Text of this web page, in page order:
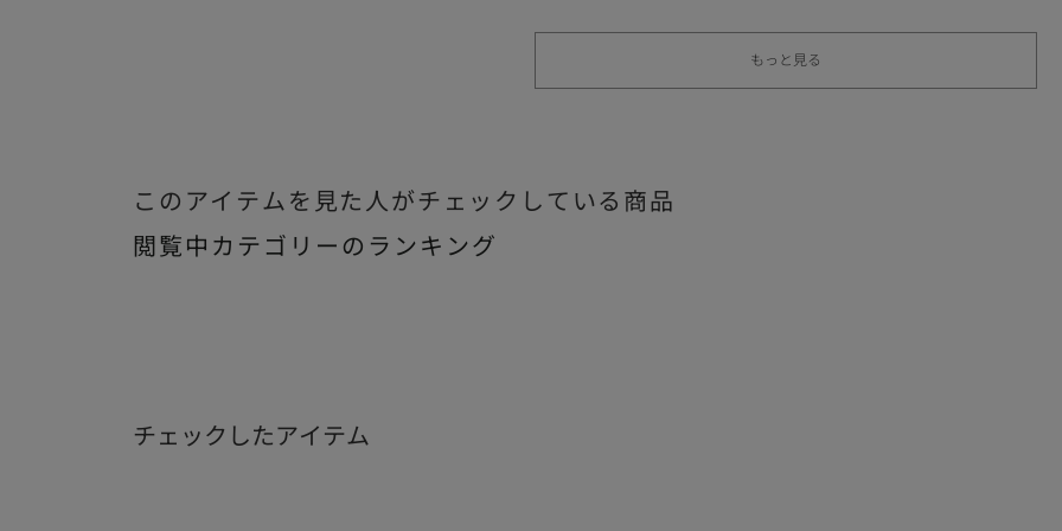
もっと見る
このアイテムを見た人がチェックしている商品
閲覧中カテゴリーのランキング
チェックしたアイテム